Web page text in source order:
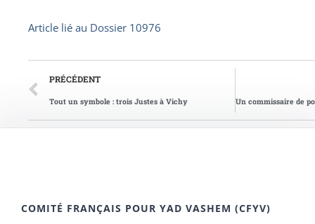
Article lié au Dossier 10976
PRÉCÉDENT
Tout un symbole : trois Justes à Vichy
COMITÉ FRANÇAIS POUR YAD VASHEM (CFYV)